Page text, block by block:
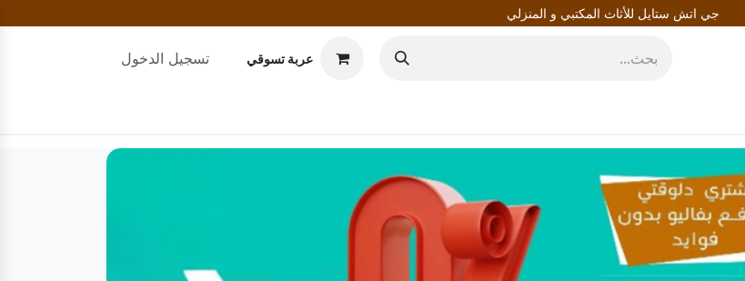
جي اتش ستايل للأثاث المكتبي و المنزلي
عربة تسوقي تسجيل الدخول